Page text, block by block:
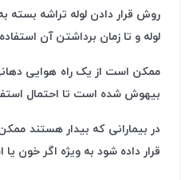
روش قرار دادن لوله تراشه بسته
لوله و تا زمان برداشتن آن استفاده می شود. ابتدا بیمار به مدت ۲ ساعت با اکسیژن
بیهوش شده است تا احتمال
در بیمارانی که بیدار هستند
قرار داده شود به ویژه اگر خون